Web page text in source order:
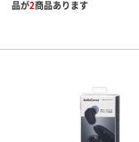
品が2商品あります